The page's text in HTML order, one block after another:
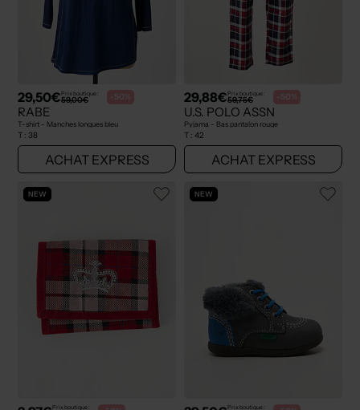
29,50€Prix boutique :
59,00€ -50%
RABE
T-shirt - Manches longues bleu
T : 38
ACHAT EXPRESS
29,88€Prix boutique :
59,75€ -50%
U.S. POLO ASSN
Pyjama - Bas pantalon rouge
T : 42
ACHAT EXPRESS
NEW
Prix boutique :
NEW
Prix boutique :